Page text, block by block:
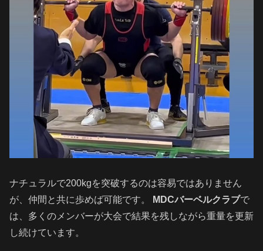
ナチュラルで200kgを突破するのは容易ではありません
が、仲間と共に歩めば可能です。
MDCバーベルクラブで
は、多くのメンバーが大会で結果を残しながら重量を更新
し続けています。